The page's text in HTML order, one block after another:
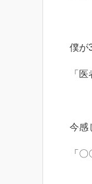
僕が
「
今感
「